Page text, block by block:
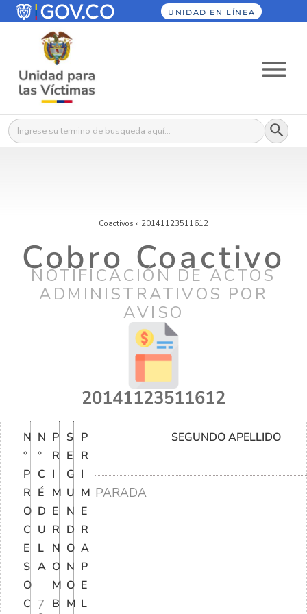
UNIDAD EN LÍNEA
Buscar: Botón
Coactivos » 20141123511612
Cobro Coactivo
NOTIFICACIÓN DE ACTOS
ADMINISTRATIVOS POR
AVISO
20141123511612
N
°
P
R
O
C
E
S
O
C
N
°
C
É
D
U
L
A
7
P
R
I
M
E
R
N
O
M
B
S
E
G
U
N
D
O
N
O
M
P
R
I
M
E
R
A
P
E
L
SEGUNDO APELLIDO
PARADA